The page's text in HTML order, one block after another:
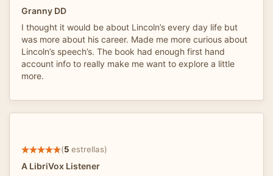
Granny DD
I thought it would be about Lincoln’s every day life but
was more about his career. Made me more curious about
Lincoln’s speech’s. The book had enough first hand
account info to really make me want to explore a little
more.
(5 estrellas)
A LibriVox Listener